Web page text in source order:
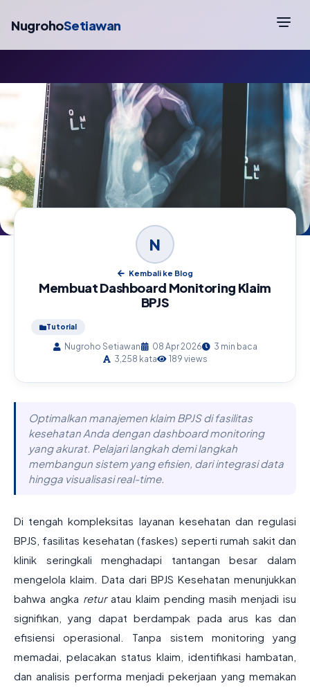
NugrohoSetiawan
N
Kembali ke Blog
Membuat Dashboard Monitoring Klaim
BPJS
Tutorial
Nugroho Setiawan 08 Apr 2026
3 min baca
3,258 kata
189 views
Optimalkan manajemen klaim BPJS di fasilitas
kesehatan Anda dengan dashboard monitoring
yang akurat. Pelajari langkah demi langkah
membangun sistem yang efisien, dari integrasi data
hingga visualisasi real-time.
Di tengah kompleksitas layanan kesehatan dan regulasi
BPJS, fasilitas kesehatan (faskes) seperti rumah sakit dan
klinik seringkali menghadapi tantangan besar dalam
mengelola klaim. Data dari BPJS Kesehatan menunjukkan
bahwa angka returatau klaim pending masih menjadi isu
signifikan, yang dapat berdampak pada arus kas dan
efisiensi operasional. Tanpa sistem monitoring yang
memadai, pelacakan status klaim, identifikasi hambatan,
dan analisis performa menjadi pekerjaan yang memakan